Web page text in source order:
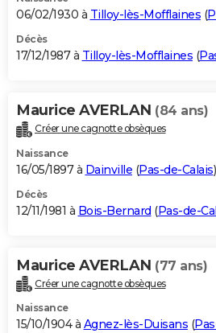
06/02/1930 à Tilloy-lès-Mofflaines (
Décès
17/12/1987 à Tilloy-lès-Mofflaines (
Maurice AVERLAN (84 ans)
Créer une cagnotte obsèques
Naissance
16/05/1897 à Dainville (Pas-de-Calais)
Décès
12/11/1981 à Bois-Bernard (Pas-de-
Maurice AVERLAN (77 ans)
Créer une cagnotte obsèques
Naissance
15/10/1904 à Agnez-lès-Duisans (